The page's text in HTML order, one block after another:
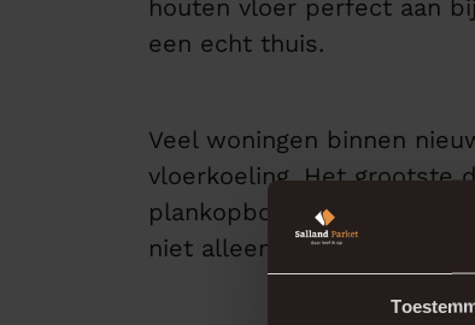
houten vloer perfect aan
een echt thuis.
Veel woningen binnen
vloerkoeling. Het grootste
plankopbouw en
niet alleen mooi is, maar